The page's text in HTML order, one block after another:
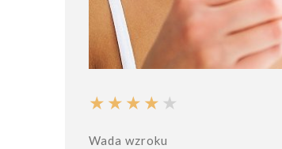
Wada wzroku